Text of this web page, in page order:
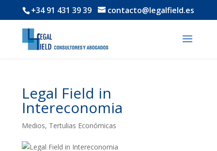
+34 91 431 39 39 contacto@legalfield.es
Legal Field in
Intereconomia
Medios, Tertulias Económicas